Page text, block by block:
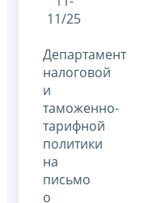
11/25
Департамент
налоговой
и
таможенно-
тарифной
политики
на
письмо
о